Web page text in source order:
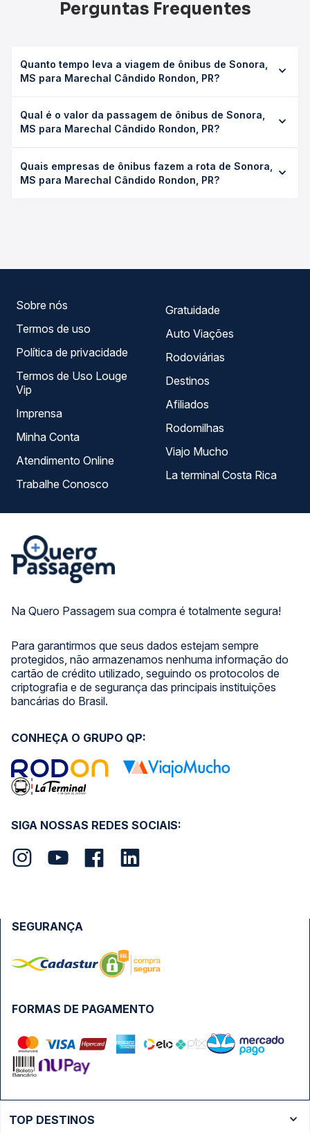
Perguntas Frequentes
Quanto tempo leva a viagem de ônibus de Sonora,
MS para Marechal Cândido Rondon, PR?
Cândido Rondon, PR leva em média 19h 15min, podendo
variar conforme a viação, o tipo de serviço (convencional,
duração exata de cada opção na data desejada.
Qual é o valor da passagem de ônibus de Sonora,
MS para Marechal Cândido Rondon, PR?
Marechal Cândido Rondon, PR custa em média R$ 658,49
e varia conforme a data da viagem, a empresa, o tipo de
Quais empresas de ônibus fazem a rota de Sonora,
MS para Marechal Cândido Rondon, PR?
Na Quero Passagem sua compra é totalmente segura!
Para garantirmos que seus dados estejam sempre
protegidos, não armazenamos nenhuma informação do
cartão de crédito utilizado, seguindo os protocolos de
criptografia e de segurança das principais instituições
bancárias do Brasil.
Sobre nós
Termos de uso
Política de privacidade
Termos de Uso Louge
Vip
Imprensa
Minha Conta
Atendimento Online
Trabalhe Conosco
Gratuidade
Auto Viações
Rodoviárias
Destinos
Afiliados
Rodomilhas
Viajo Mucho
La terminal Costa Rica
SIGA NOSSAS REDES SOCIAIS:
CONHEÇA O GRUPO QP:
FORMAS DE PAGAMENTO
SEGURANÇA
TOP DESTINOS